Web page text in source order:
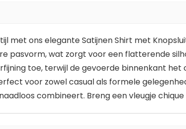
met ons elegante Satijnen Shirt met
pasvorm, wat zorgt voor een flatterende
toe, terwijl de gevoerde binnenkant
voor zowel casual als formele
combineert. Breng een vleugje